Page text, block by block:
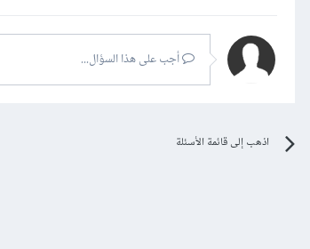
أجب على هذا السؤال...
اذهب إلى قائمة الأسئلة